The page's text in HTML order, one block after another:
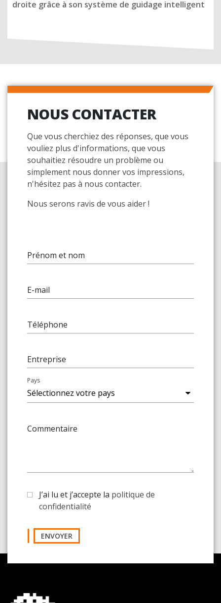
droite grâce à son système de guidage intelligent
NOUS CONTACTER
Que vous cherchiez des réponses, que vous
vouliez plus d'informations, que vous
souhaitiez résoudre un problème ou
simplement nous donner vos impressions,
n'hésitez pas à nous contacter.
Nous serons ravis de vous aider !
Prénom et nom
E-mail
Téléphone
Entreprise
Pays
Commentaire
J’ai lu et j’accepte la politique de
confidentialité
ENVOYER